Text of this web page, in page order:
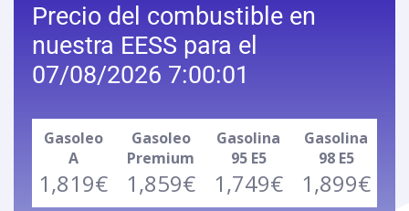
Precio del combustible en
nuestra EESS para el
07/08/2026 7:00:01
Gasoleo
A
1,819€
Gasoleo
Premium
1,859€
Gasolina
95 E5
1,749€
Gasolina
98 E5
1,899€